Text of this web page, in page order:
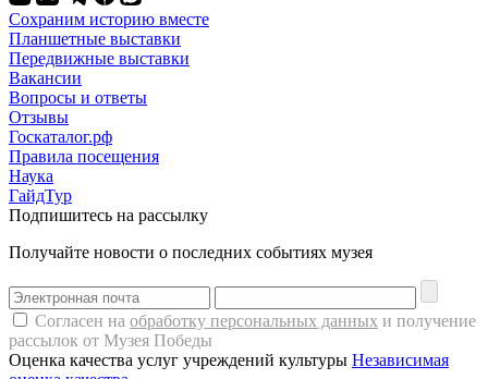
Сохраним историю вместе
Планшетные выставки
Передвижные выставки
Вакансии
Вопросы и ответы
Отзывы
Госкаталог.рф
Правила посещения
Наука
ГайдТур
Подпишитесь на рассылку
Получайте новости о последних событиях музея
Согласен на обработку персональных данных и получение
рассылок от Музея Победы
Оценка качества услуг учреждений культуры Независимая